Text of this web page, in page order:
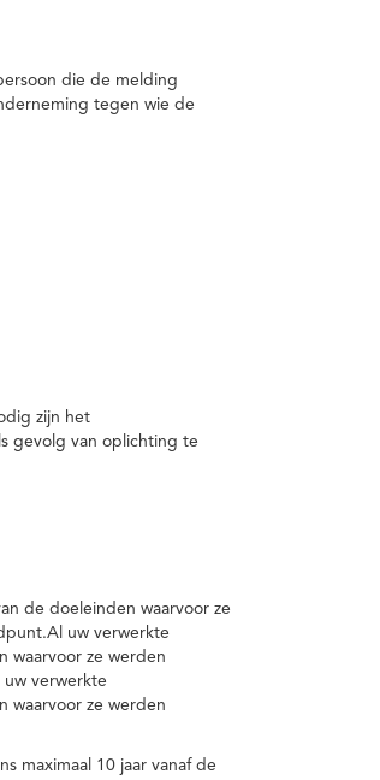
die de melding
tegen wie de
zijn het
gevolg van oplichting te
de doeleinden waarvoor ze
uw verwerkte
waarvoor ze werden
verwerkte
waarvoor ze werden
maximaal 10 jaar vanaf de